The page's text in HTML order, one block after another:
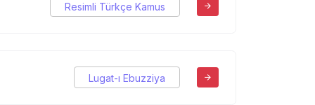
Resimli Türkçe Kamus
Lugat-ı Ebuzziya